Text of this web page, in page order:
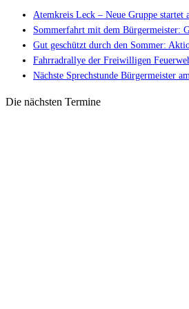
Atemkreis Leck – Neue Gruppe startet
Sommerfahrt mit dem Bürgermeister:
Gut geschützt durch den Sommer:
Fahrradrallye der Freiwilligen
Nächste Sprechstunde Bürgermeister
Die nächsten Termine